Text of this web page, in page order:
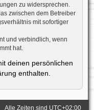
zu widersprechen.
zwischen dem Betreiber
mit sofortiger
und verbindlich, wenn
hat.
deinen persönlichen
enthalten.
Alle Zeiten sind UTC+02:00